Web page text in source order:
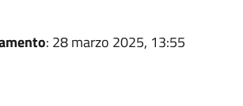
: 28 marzo 2025, 13:55